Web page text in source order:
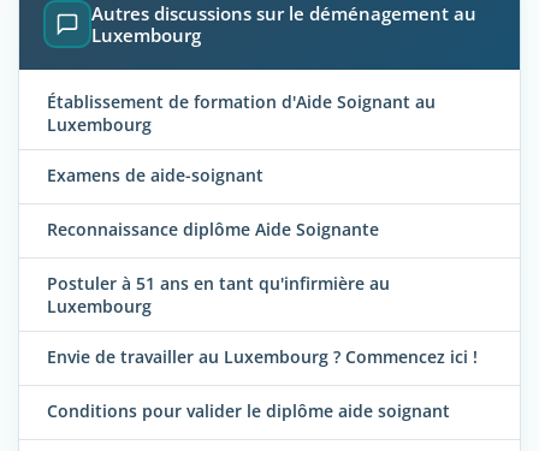
Autres discussions sur le déménagement au
Luxembourg
Établissement de formation d'Aide Soignant au
Luxembourg
Examens de aide-soignant
Reconnaissance diplôme Aide Soignante
Postuler à 51 ans en tant qu'infirmière au
Luxembourg
Envie de travailler au Luxembourg ? Commencez ici !
Conditions pour valider le diplôme aide soignant